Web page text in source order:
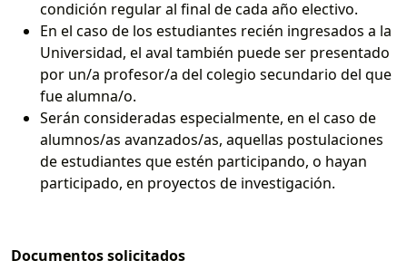
condición regular al final de cada año electivo.
En el caso de los estudiantes recién ingresados a la
Universidad, el aval también puede ser presentado
por un/a profesor/a del colegio secundario del que
fue alumna/o.
Serán consideradas especialmente, en el caso de
alumnos/as avanzados/as, aquellas postulaciones
de estudiantes que estén participando, o hayan
participado, en proyectos de investigación.
Documentos solicitados